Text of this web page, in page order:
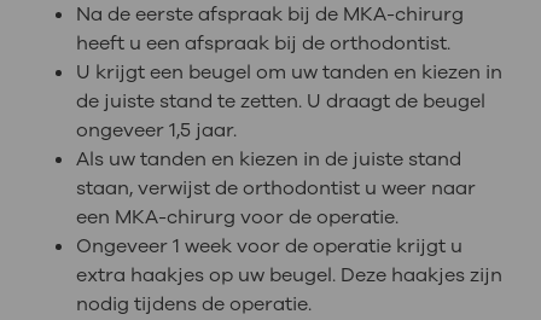
Na de eerste afspraak bij de MKA-chirurg
heeft u een afspraak bij de orthodontist.
U krijgt een beugel om uw tanden en kiezen in
de juiste stand te zetten. U draagt de beugel
ongeveer 1,5 jaar.
Als uw tanden en kiezen in de juiste stand
staan, verwijst de orthodontist u weer naar
een MKA-chirurg voor de operatie.
Ongeveer 1 week voor de operatie krijgt u
extra haakjes op uw beugel. Deze haakjes zijn
nodig tijdens de operatie.